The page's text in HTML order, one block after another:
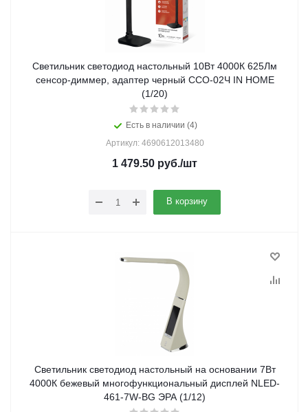
Светильник светодиод настольный 10Вт 4000К 625Лм
сенсор-диммер, адаптер черный ССО-02Ч IN HOME
(1/20)
Есть в наличии (4)
Артикул: 4690612013480
1 479.50 руб./шт
В корзину
Светильник светодиод настольный на основании 7Вт
4000К бежевый многофункциональный дисплей NLED-
461-7W-BG ЭРА (1/12)